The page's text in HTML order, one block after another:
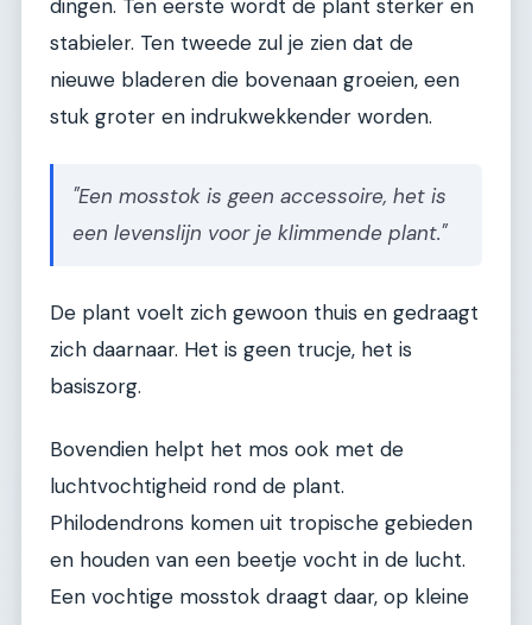
dingen. Ten eerste wordt de plant sterker en
stabieler. Ten tweede zul je zien dat de
nieuwe bladeren die bovenaan groeien, een
stuk groter en indrukwekkender worden.
"Een mosstok is geen accessoire, het is
een levenslijn voor je klimmende plant."
De plant voelt zich gewoon thuis en gedraagt
zich daarnaar. Het is geen trucje, het is
basiszorg.
Bovendien helpt het mos ook met de
luchtvochtigheid rond de plant.
Philodendrons komen uit tropische gebieden
en houden van een beetje vocht in de lucht.
Een vochtige mosstok draagt daar, op kleine